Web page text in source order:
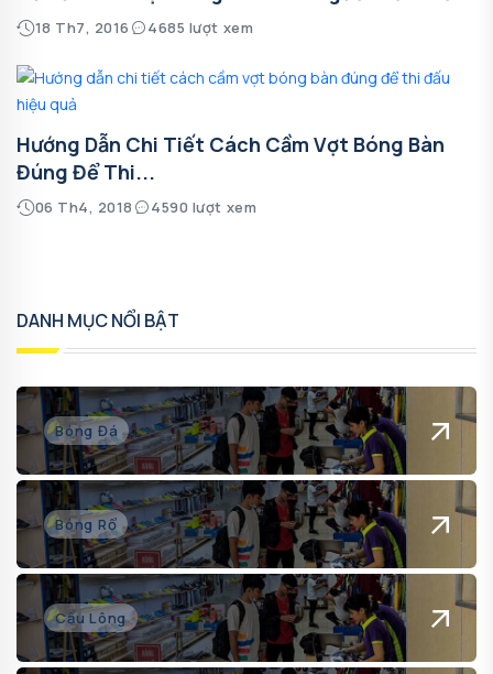
18 Th7, 2016 4685 lượt xem
Hướng Dẫn Chi Tiết Cách Cầm Vợt Bóng Bàn
Đúng Để Thi...
06 Th4, 2018 4590 lượt xem
DANH MỤC NỔI BẬT
Bóng Đá
Bóng Rổ
Cầu Lông